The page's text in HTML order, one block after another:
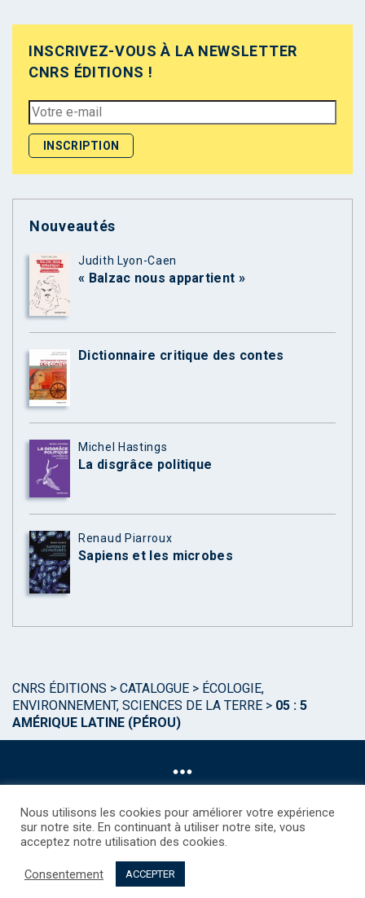
INSCRIVEZ-VOUS À LA NEWSLETTER
CNRS ÉDITIONS !
Nouveautés
Judith Lyon-Caen
« Balzac nous appartient »
Dictionnaire critique des contes
Michel Hastings
La disgrâce politique
Renaud Piarroux
Sapiens et les microbes
CNRS ÉDITIONS > CATALOGUE > ÉCOLOGIE,
ENVIRONNEMENT, SCIENCES DE LA TERRE > 05 : 5
AMÉRIQUE LATINE (PÉROU)
©CNRS EDITIONS 2025
Droits étrangers / Foreign rights
Nous utilisons les cookies pour améliorer votre expérience
sur notre site. En continuant à utiliser notre site, vous
acceptez notre utilisation des cookies.
Consentement ACCEPTER